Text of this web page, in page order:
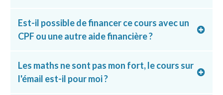
Est-il possible de financer ce cours avec un
CPF ou une autre aide financière ?
Les maths ne sont pas mon fort, le cours sur
l'émail est-il pour moi ?